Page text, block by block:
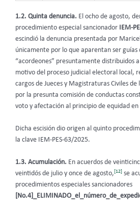
1.2. Quinta denuncia. El ocho de agosto,
procedimiento especial sancionador
IEM-
escindió la denuncia presentada por
únicamente por lo que aparentan ser guías
“acordeones” presuntamente distribuidos
motivo del proceso judicial electoral local,
cargos de Jueces y Magistraturas Civiles
por la presunta comisión de conductas
voto y afectación al principio de equidad
Dicha escisión dio origen al quinto
la clave IEM-PES-63/2025.
1.3. Acumulación. En acuerdos de
veintidós de julio y once de agosto,[12] se
procedimientos especiales sancionadores